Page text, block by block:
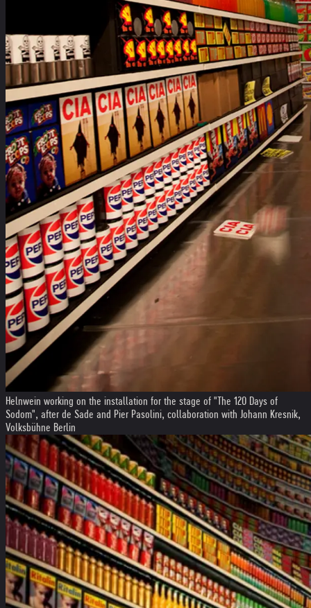
Helnwein working on the installation for the stage of "The 120 Days of
Sodom", after de Sade and Pier Pasolini, collaboration with Johann Kresnik,
Volksbühne Berlin